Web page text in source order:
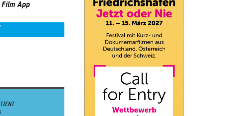
Film App